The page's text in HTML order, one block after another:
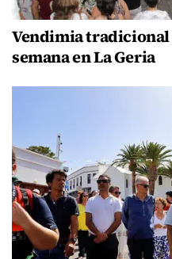
Vendimia
semana en La Geria